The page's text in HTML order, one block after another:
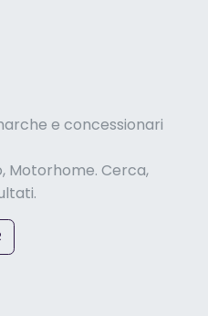
e concessionari
Motorhome. Cerca,